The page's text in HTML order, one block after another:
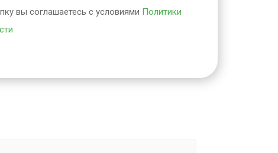
вы соглашаетесь с условиями Политики